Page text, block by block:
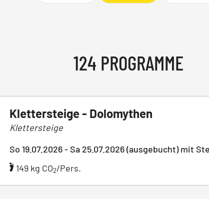
124 PROGRAMME
Klettersteige - Dolomythen
Klettersteige
So 19.07.2026 - Sa 25.07.2026 (ausgebucht) mit
149 kg CO2/Pers.